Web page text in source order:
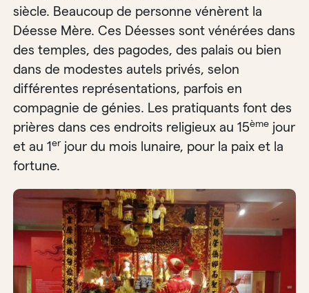
siècle. Beaucoup de personne vénèrent la
Déesse Mère. Ces Déesses sont vénérées dans
des temples, des pagodes, des palais ou bien
dans de modestes autels privés, selon
différentes représentations, parfois en
compagnie de génies. Les pratiquants font des
prières dans ces endroits religieux au 15ème jour
et au 1erjour du mois lunaire, pour la paix et la
fortune.